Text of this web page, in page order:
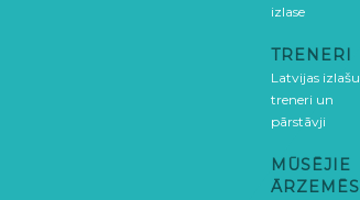
izlase
TRENERI
Latvijas izlašu
treneri un
pārstāvji
MŪSĒJIE
ĀRZEMĒS